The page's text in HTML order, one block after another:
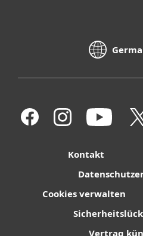
Kontakt
Cookies verwalten
Vertrag